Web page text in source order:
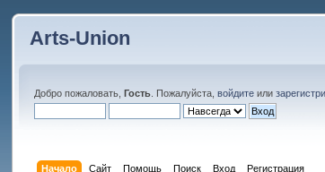
Arts-Union
Добро пожаловать,Гость . Пожалуйста,войдите или
Начало Сайт Помощь Поиск Вход Регистрация